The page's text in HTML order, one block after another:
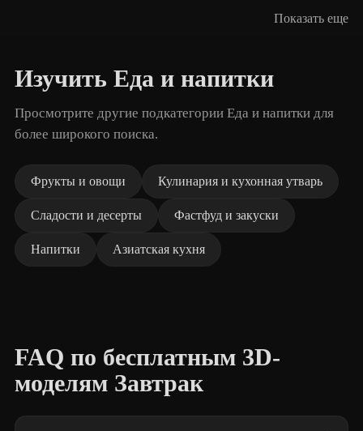
Показать еще
Изучить Еда и напитки
Просмотрите другие подкатегории Еда и напитки для
более широкого поиска.
Фрукты и овощи Кулинария и кухонная утварь
Сладости и десерты Фастфуд и закуски
Напитки Азиатская кухня
FAQ по бесплатным 3D-
моделям Завтрак